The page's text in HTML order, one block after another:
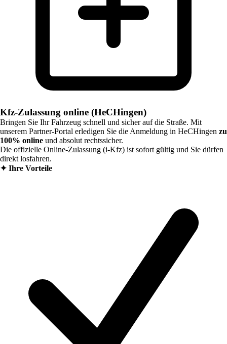
Kfz-Zulassung online (HeCHingen)
Bringen Sie Ihr Fahrzeug schnell und sicher auf die Straße. Mit
unserem Partner-Portal erledigen Sie die Anmeldung in HeCHingen zu
100% online und absolut rechtssicher.
Die offizielle Online-Zulassung (i-Kfz) ist sofort gültig und Sie dürfen
direkt losfahren.
✦ Ihre Vorteile